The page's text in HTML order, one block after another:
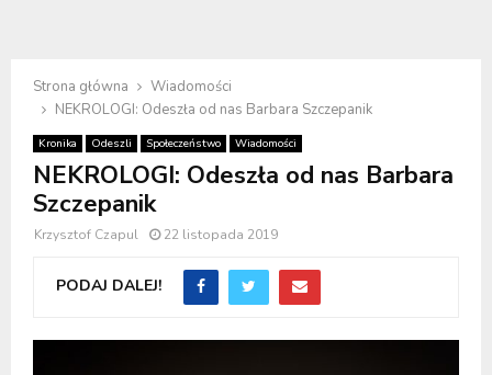
Strona główna
Wiadomości
NEKROLOGI: Odeszła od nas Barbara Szczepanik
Kronika Odeszli Społeczeństwo Wiadomości
NEKROLOGI: Odeszła od nas Barbara
Szczepanik
Krzysztof Czapul 22 listopada 2019
PODAJ DALEJ!